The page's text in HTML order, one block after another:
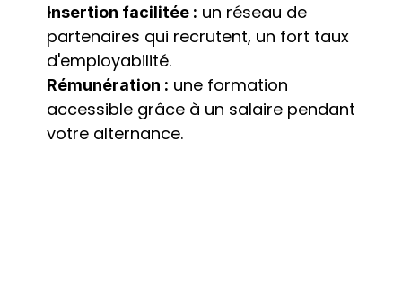
Insertion facilitée : un réseau de
partenaires qui recrutent, un fort taux
d'employabilité.
Rémunération : une formation
accessible grâce à un salaire pendant
votre alternance.